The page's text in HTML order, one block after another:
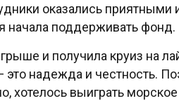
оказались приятными
начала поддерживать фонд.
и получила круиз на
надежда и честность.
хотелось выиграть морское